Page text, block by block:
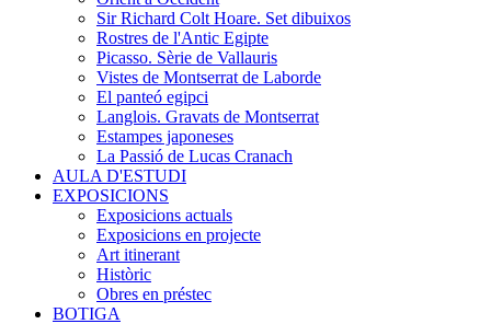
Sir Richard Colt Hoare. Set dibuixos
Rostres de l'Antic Egipte
Picasso. Sèrie de Vallauris
Vistes de Montserrat de Laborde
El panteó egipci
Langlois. Gravats de Montserrat
Estampes japoneses
La Passió de Lucas Cranach
AULA D'ESTUDI
EXPOSICIONS
Exposicions actuals
Exposicions en projecte
Art itinerant
Històric
Obres en préstec
BOTIGA